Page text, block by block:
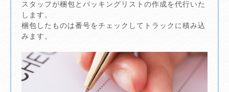
スタッフが梱包とパッキングリストの作成を代行いた
します。
梱包したものは番号をチェックしてトラックに積み込
みます。